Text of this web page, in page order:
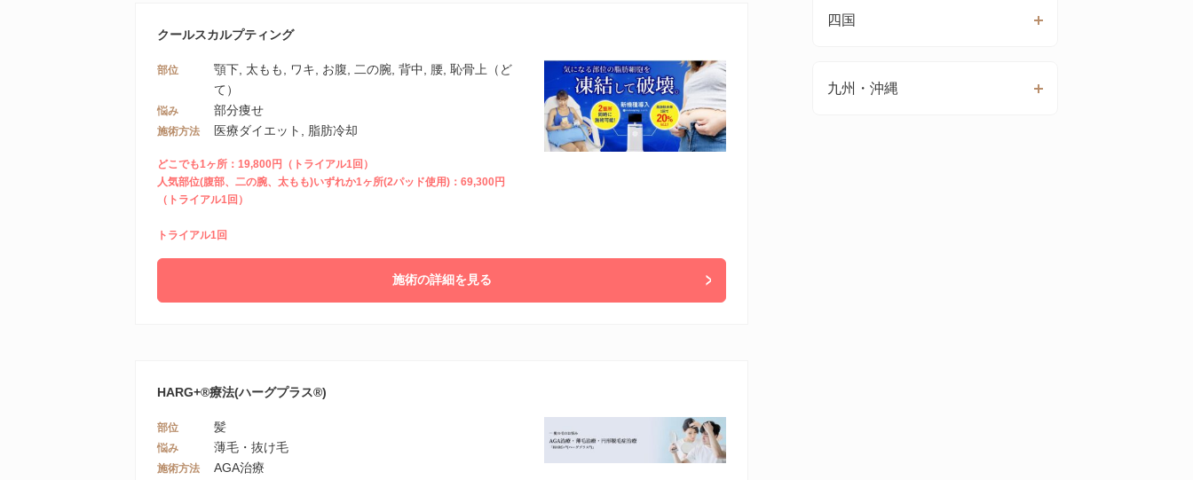
クールスカルプティング
部位
顎下, 太もも, ワキ, お腹, 二の腕, 背中, 腰, 恥骨上（ど
て）
悩み 部分痩せ
施術方法 医療ダイエット, 脂肪冷却
どこでも1ヶ所：19,800円（トライアル1回）
人気部位(腹部、二の腕、太もも)いずれか1ヶ所(2パッド使用)：69,300円
（トライアル1回）
トライアル1回
施術の詳細を見る
HARG+®療法(ハーグプラス®)
部位 髪
悩み 薄毛・抜け毛
施術方法 AGA治療
四国
九州・沖縄